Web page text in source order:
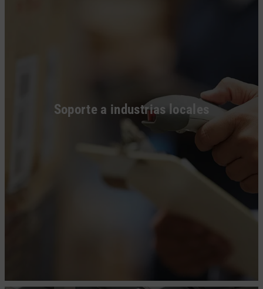
Soporte a industrias locales